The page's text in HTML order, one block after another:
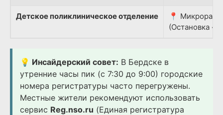
Детское поликлиническое отделение
📍
(Остановка
💡 Инсайдерский совет: В Бердске в
утренние часы пик (с 7:30 до 9:00) городские
номера регистратуры часто перегружены.
Местные жители рекомендуют использовать
сервис Reg.nso.ru (Единая регистратура